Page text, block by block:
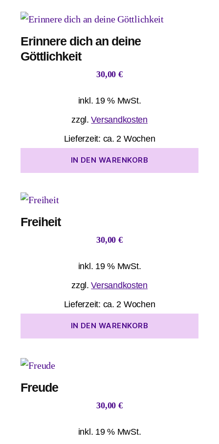
Erinnere dich an deine
Göttlichkeit
30,00 €
inkl. 19 % MwSt.
zzgl.Versandkosten
Lieferzeit: ca. 2 Wochen
IN DEN WARENKORB
Freiheit
30,00 €
inkl. 19 % MwSt.
zzgl.Versandkosten
Lieferzeit: ca. 2 Wochen
IN DEN WARENKORB
Freude
30,00 €
inkl. 19 % MwSt.